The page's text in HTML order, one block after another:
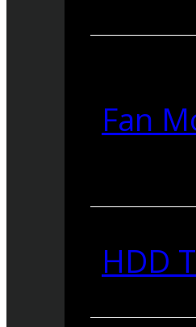
Fan
HDD